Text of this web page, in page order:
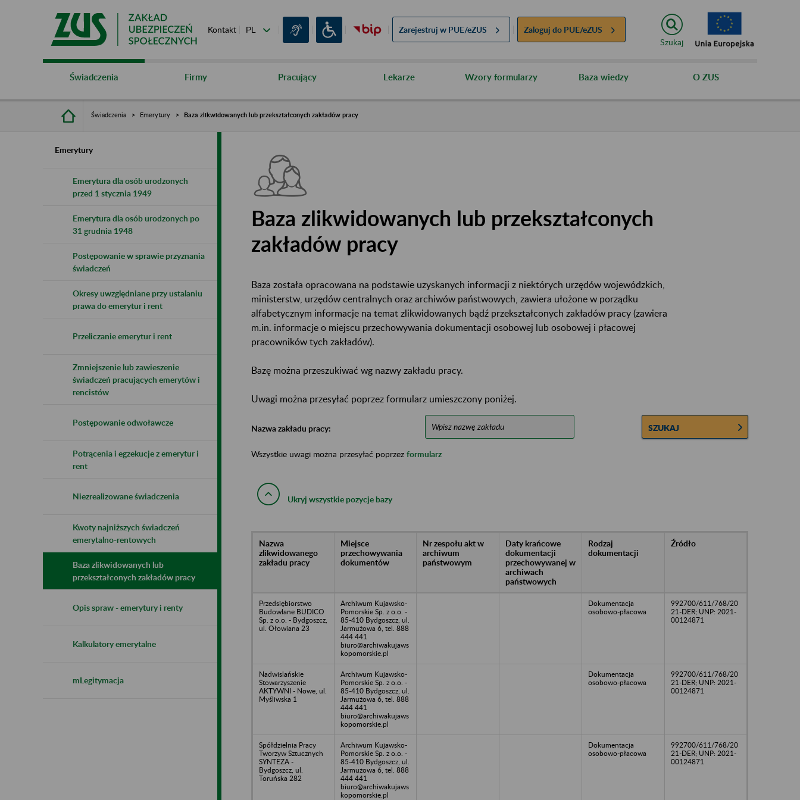
Kontakt Zarejestruj w PUE/eZUS Zaloguj do PUE/eZUS
Szukaj
Świadczenia Firmy Pracujący Lekarze Wzory formularzy Baza wiedzy O ZUS
Świadczenia Emerytury Baza zlikwidowanych lub przekształconych zakładów pracy
Emerytury
Emerytura dla osób urodzonych
przed 1 stycznia 1949
Emerytura dla osób urodzonych po
31 grudnia 1948
Postępowanie w sprawie przyznania
świadczeń
Okresy uwzględniane przy ustalaniu
prawa do emerytur i rent
Przeliczanie emerytur i rent
Zmniejszenie lub zawieszenie
świadczeń pracujących emerytów i
rencistów
Postępowanie odwoławcze
Potrącenia i egzekucje z emerytur i
rent
Niezrealizowane świadczenia
Kwoty najniższych świadczeń
emerytalno-rentowych
Baza zlikwidowanych lub
przekształconych zakładów pracy
Opis spraw - emerytury i renty
Kalkulatory emerytalne
mLegitymacja
Baza zlikwidowanych lub przekształconych
zakładów pracy
Baza została opracowana na podstawie uzyskanych informacji z niektórych urzędów wojewódzkich,
ministerstw, urzędów centralnych oraz archiwów państwowych, zawiera ułożone w porządku
alfabetycznym informacje na temat zlikwidowanych bądź przekształconych zakładów pracy (zawiera
m.in. informacje o miejscu przechowywania dokumentacji osobowej lub osobowej i płacowej
pracowników tych zakładów).
Bazę można przeszukiwać wg nazwy zakładu pracy.
Uwagi można przesyłać poprzez formularz umieszczony poniżej.
Nazwa zakładu pracy: SZUKAJ
Wszystkie uwagi można przesyłać poprzez formularz
Ukryj wszystkie pozycje bazy
Nazwa
zlikwidowanego
zakładu pracy
Miejsce
przechowywania
dokumentów
Nr zespołu akt w
archiwum
państwowym
Daty krańcowe
dokumentacji
przechowywanej w
archiwach
państwowych
Rodzaj
dokumentacji
Źródło
Przedsiębiorstwo
Budowlane BUDICO
Sp. z o.o. - Bydgoszcz,
ul. Ołowiana 23
Archiwum Kujawsko-
Pomorskie Sp. z o.o. -
85-410 Bydgoszcz, ul.
Jarmużowa 6, tel. 888
444 441
biuro@archiwakujaws
kopomorskie.pl
Dokumentacja
osobowo-płacowa
992700/611/768/20
21-DER; UNP: 2021-
00124871
Nadwislańskie
Stowarzyszenie
AKTYWNI - Nowe, ul.
Myśliwska 1
Archiwum Kujawsko-
Pomorskie Sp. z o.o. -
85-410 Bydgoszcz, ul.
Jarmużowa 6, tel. 888
444 441
biuro@archiwakujaws
kopomorskie.pl
Dokumentacja
osobowo-płacowa
992700/611/768/20
21-DER; UNP: 2021-
00124871
Spółdzielnia Pracy
Tworzyw Sztucznych
SYNTEZA -
Bydgoszcz, ul.
Toruńska 282
Archiwum Kujawsko-
Pomorskie Sp. z o.o. -
85-410 Bydgoszcz, ul.
Jarmużowa 6, tel. 888
444 441
biuro@archiwakujaws
kopomorskie.pl
Dokumentacja
osobowo-płacowa
992700/611/768/20
21-DER; UNP: 2021-
00124871